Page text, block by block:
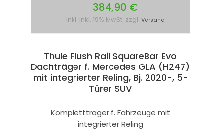
384,90 €
inkl. inkl. 19% MwSt. zzgl. Versand
Thule Flush Rail SquareBar Evo
Dachträger f. Mercedes GLA (H247)
mit integrierter Reling, Bj. 2020-, 5-
Türer SUV
Komplettträger f. Fahrzeuge mit
integrierter Reling